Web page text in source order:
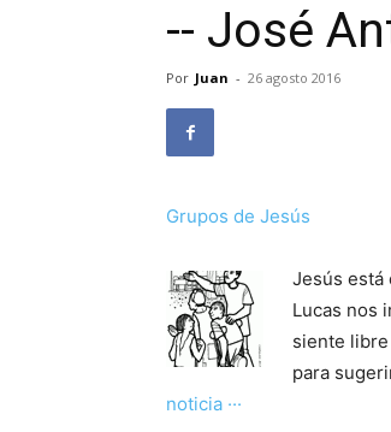
-- José
Por Juan - 26 agosto 2016
Grupos de Jesús
Jesús está
Lucas nos
siente
para
noticia ···